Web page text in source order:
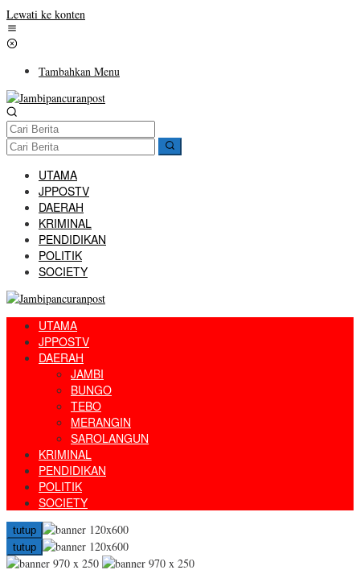
Lewati ke konten
Tambahkan Menu
UTAMA
JPPOSTV
DAERAH
KRIMINAL
PENDIDIKAN
POLITIK
SOCIETY
UTAMA
JPPOSTV
DAERAH
JAMBI
BUNGO
TEBO
MERANGIN
SAROLANGUN
KRIMINAL
PENDIDIKAN
POLITIK
SOCIETY
tutup
tutup